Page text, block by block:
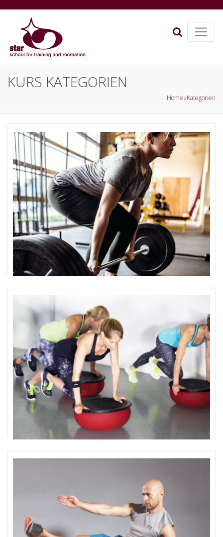
KURS KATEGORIEN
Home Kategorien
Gesundheitsförderung
Ausbildung Group Fitness / Kursbereich